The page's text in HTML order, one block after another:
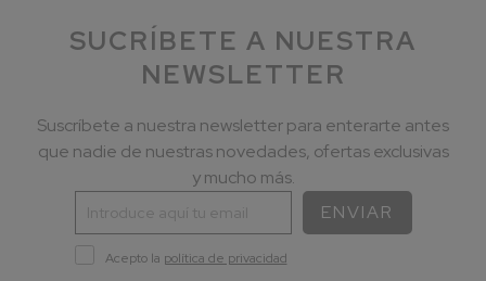
SUCRÍBETE A NUESTRA
NEWSLETTER
Suscríbete a nuestra newsletter para enterarte antes
que nadie de nuestras novedades, ofertas exclusivas
y mucho más.
ENVIAR
Acepto la política de privacidad